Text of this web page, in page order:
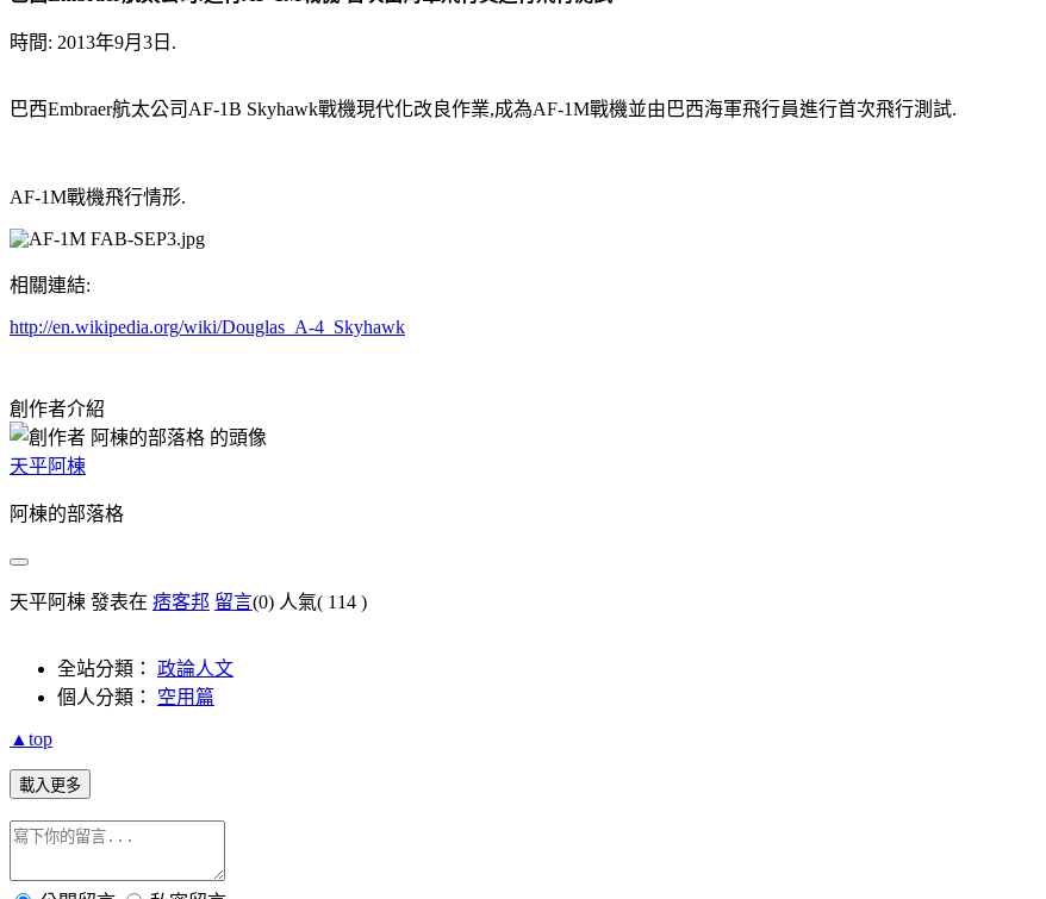
時間: 2013年9月3日.
巴西Embraer航太公司AF-1B Skyhawk戰機現代化改良作業,成為AF-1M戰機並由巴西海軍飛行員進行首次飛行測試.
AF-1M戰機飛行情形.
相關連結:
http://en.wikipedia.org/wiki/Douglas_A-4_Skyhawk
創作者介紹
天平阿棟
阿棟的部落格
天平阿棟 發表在 痞客邦 留言(0) 人氣( 114 )
全站分類： 政論人文
個人分類： 空用篇
▲top
載入更多